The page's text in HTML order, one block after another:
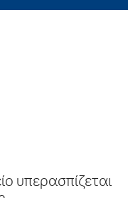
υπερασπίζεται